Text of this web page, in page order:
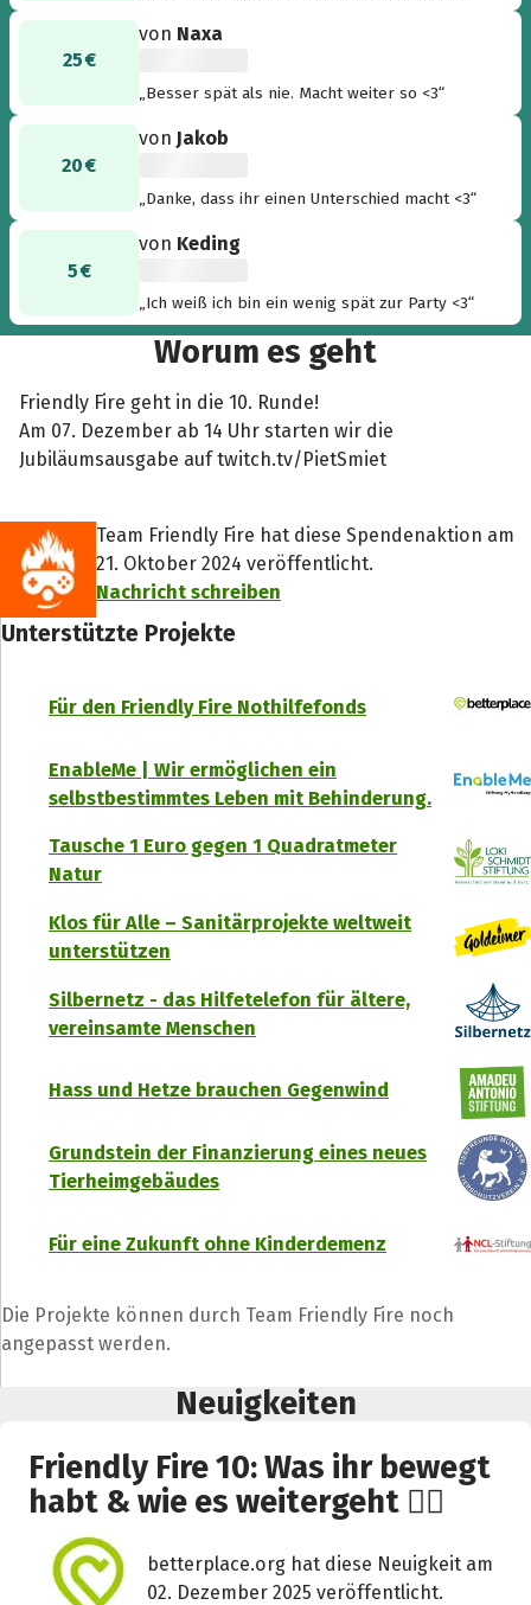
großartigen Mühen, die ihr Jahr für Jahr auf
Twitch-Community zu begeistern. Eure
Leidenschaft und euer Engagement sind
inspirierend und machen einen echten
Unterschied. Wir gratulieren euch herzlich zum
viele weitere erfolgreiche Jahre – mindestens
25 €
von Naxa
„Besser spät als nie. Macht weiter so <3“
20 €
von Jakob
„Danke, dass ihr einen Unterschied macht <3“
5 €
von Keding
„Ich weiß ich bin ein wenig spät zur Party <3“
Worum es geht
Friendly Fire geht in die 10. Runde!
Am 07. Dezember ab 14 Uhr starten wir die
Jubiläumsausgabe auf twitch.tv/PietSmiet
Team Friendly Fire hat diese Spendenaktion am
21. Oktober 2024 veröffentlicht.
Nachricht schreiben
Unterstützte Projekte
Für den Friendly Fire Nothilfefonds
EnableMe | Wir ermöglichen ein
selbstbestimmtes Leben mit Behinderung.
Tausche 1 Euro gegen 1 Quadratmeter
Natur
Klos für Alle – Sanitärprojekte weltweit
unterstützen
Silbernetz - das Hilfetelefon für ältere,
vereinsamte Menschen
Hass und Hetze brauchen Gegenwind
Grundstein der Finanzierung eines neues
Tierheimgebäudes
Für eine Zukunft ohne Kinderdemenz
Die Projekte können durch Team Friendly Fire noch
angepasst werden.
Neuigkeiten
Friendly Fire 10: Was ihr bewegt
habt & wie es weitergeht ❤️‍🔥
betterplace.org hat diese Neuigkeit am
02. Dezember 2025 veröffentlicht.